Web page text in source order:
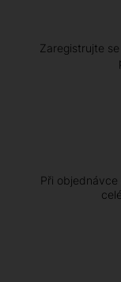
Zaregistrujte
Při